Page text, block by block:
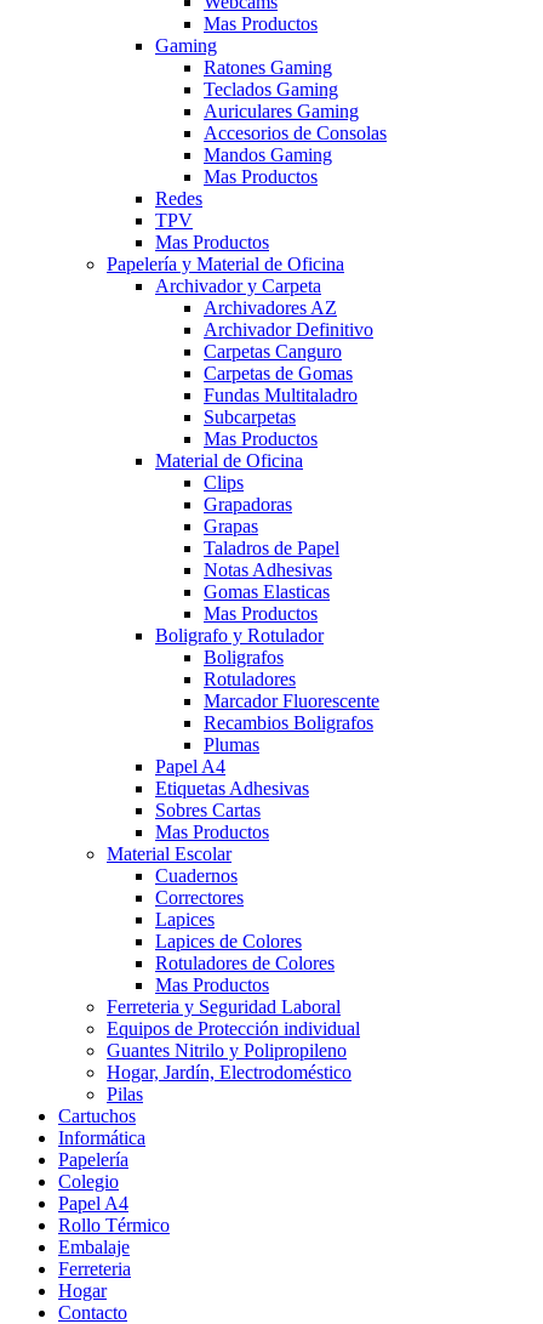
Mas Productos
Gaming
Ratones Gaming
Teclados Gaming
Auriculares Gaming
Accesorios de Consolas
Mandos Gaming
Mas Productos
Redes
TPV
Mas Productos
Papelería y Material de Oficina
Archivador y Carpeta
Archivadores AZ
Archivador Definitivo
Carpetas Canguro
Carpetas de Gomas
Fundas Multitaladro
Subcarpetas
Mas Productos
Material de Oficina
Clips
Grapadoras
Grapas
Taladros de Papel
Notas Adhesivas
Gomas Elasticas
Mas Productos
Boligrafo y Rotulador
Boligrafos
Rotuladores
Marcador Fluorescente
Recambios Boligrafos
Plumas
Papel A4
Etiquetas Adhesivas
Sobres Cartas
Mas Productos
Material Escolar
Cuadernos
Correctores
Lapices
Lapices de Colores
Rotuladores de Colores
Mas Productos
Ferreteria y Seguridad Laboral
Equipos de Protección individual
Guantes Nitrilo y Polipropileno
Hogar, Jardín, Electrodoméstico
Pilas
Cartuchos
Informática
Papelería
Colegio
Papel A4
Rollo Térmico
Embalaje
Ferreteria
Hogar
Contacto